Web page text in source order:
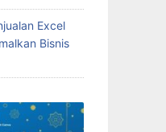
Excel
Bisnis